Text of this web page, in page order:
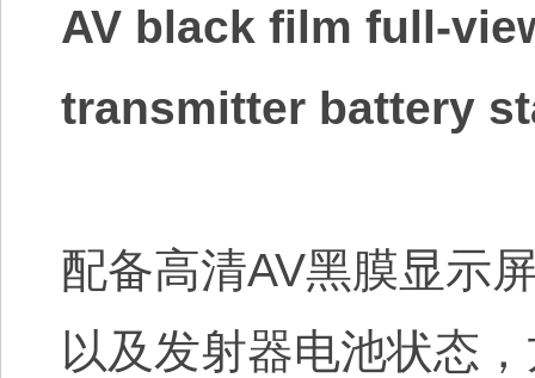
AV black film full-
transmitter battery
配备高清AV黑膜显示
以及发射器电池状态